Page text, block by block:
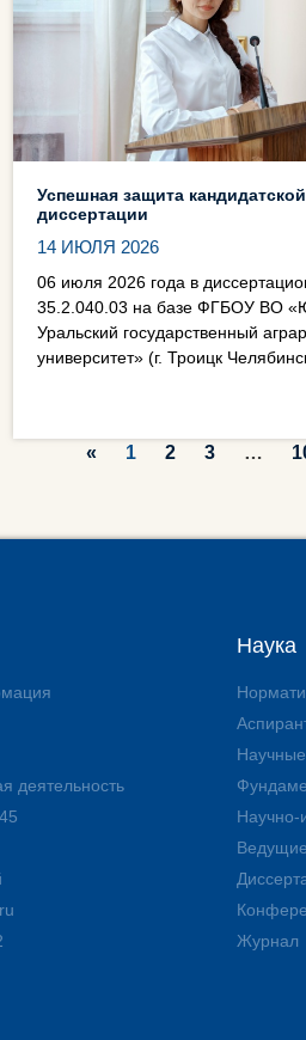
Успешная защита кандидатской
диссертации
14 ИЮЛЯ 2026
06 июля 2026 года в
35.2.040.03 на базе ФГБОУ ВО
Уральский государственный
университет» (г. Троицк
« 1 2 3 …
деятельность
Наука
Научно-
Журнал